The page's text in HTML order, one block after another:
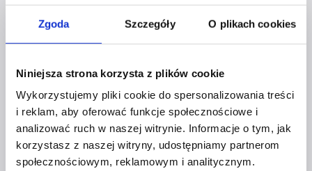
Zgoda Szczegóły O plikach cookies
Niniejsza strona korzysta z plików cookie
Wykorzystujemy pliki cookie do spersonalizowania treści
i reklam, aby oferować funkcje społecznościowe i
analizować ruch w naszej witrynie. Informacje o tym, jak
korzystasz z naszej witryny, udostępniamy partnerom
społecznościowym, reklamowym i analitycznym.
na swoje
pracując
BUSINESS & LIFE
ZADBAJ O SWOJE FINANSE
JUŻ DZIŚ! – FINANSOWY